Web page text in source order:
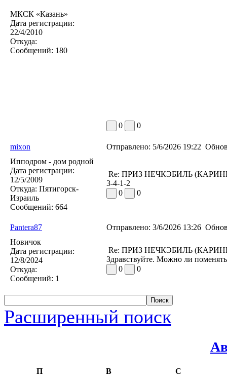
МКСК «Казань»
Дата регистрации:
22/4/2010
Откуда:
Сообщений: 180
0 0
mixon Отправлено: 5/6/2026 19:22
Ипподром - дом родной
Дата регистрации:
12/5/2009
Откуда: Пятигорск-
Израиль
Сообщений: 664
Re: ПРИЗ НЕЧКЭБИЛЬ
3-4-1-2
0
0
Pantera87 Отправлено: 3/6/2026 13:26
Новичок
Дата регистрации:
12/8/2024
Откуда:
Сообщений: 1
Re: ПРИЗ НЕЧКЭБИЛЬ
Здравствуйте. Можно ли
0
0
Расширенный поиск
П В С